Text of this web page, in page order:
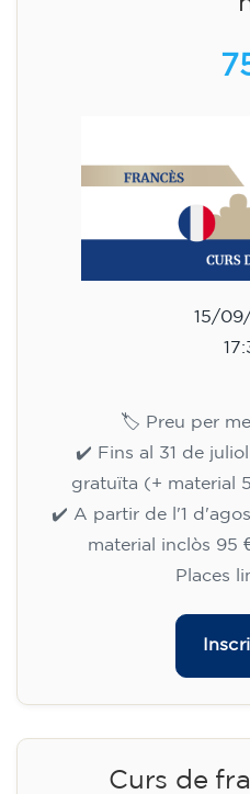
15/
🏷️ Preu per
✔️ Fins al 31 de
gratuïta (+ material
✔️ A partir de l'1
material inclòs 95
Places
Curs de